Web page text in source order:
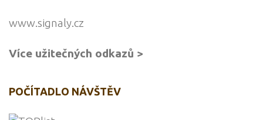
www.signaly.cz
Více užitečných odkazů >
POČÍTADLO NÁVŠTĚV